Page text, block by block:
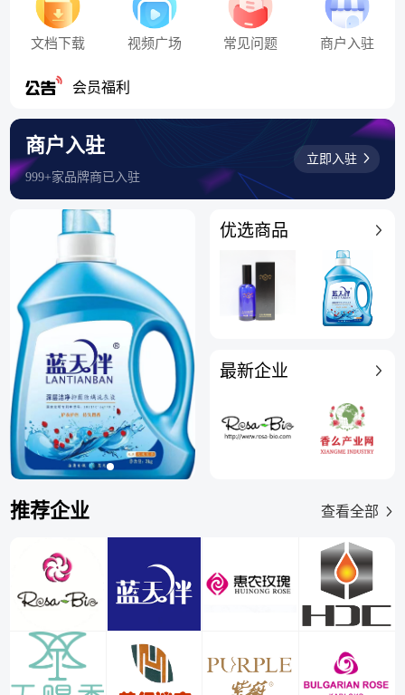
文档下载 视频广场 常见问题 商户入驻
会员福利
商户入驻
999+家品牌商已入驻
立即入驻
优选商品
最新企业
推荐企业 查看全部